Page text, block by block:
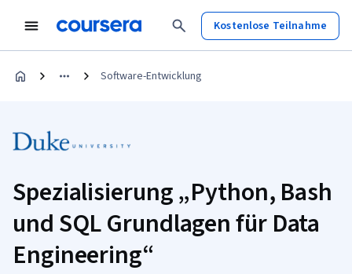
Kostenlose Teilnahme
Software-Entwicklung
Spezialisierung „Python, Bash
und SQL Grundlagen für Data
Engineering“